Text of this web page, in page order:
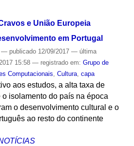
e União Europeia
em Portugal
— publicado12/09/2017 — última
15:58 — registrado em: Grupo de
Computacionais, Cultura, capa
aos estudos, a alta taxa de
isolamento do país na época
o desenvolvimento cultural e o
ao resto do continente